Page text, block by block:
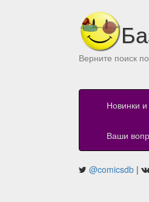
Верните поиск
Новинки и
Ваши
@comicsdb |